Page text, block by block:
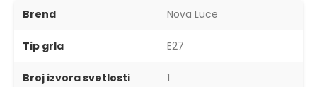
Brend Nova Luce
Tip grla E27
Broj izvora svetlosti 1